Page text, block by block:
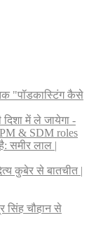
"पॉडकास्टिंग कैसे
में ले जायेगा -
& SDM roles
समीर लाल |
कुबेर से बातचीत |
सिंह चौहान से